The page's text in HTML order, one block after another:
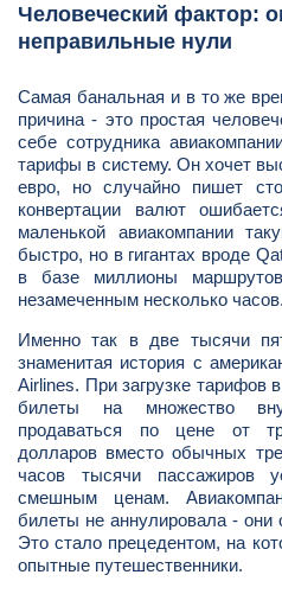
Человеческий фактор:
неправильные нули
Самая банальная и в то же
причина - это простая
себе сотрудника
тарифы в систему. Он хочет
евро, но случайно пишет
конвертации валют
маленькой авиакомпании
быстро, но в гигантах вроде
в базе миллионы
незамеченным несколько часов.
Именно так в две тысячи
знаменитая история с
Airlines. При загрузке тарифов
билеты на множество
продаваться по цене от
долларов вместо обычных
часов тысячи пассажиров
смешным ценам.
билеты не аннулировала - они
Это стало прецедентом, на
опытные путешественники.